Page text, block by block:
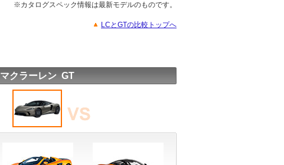
※カタログスペック情報は最新モデルのものです。
LCとGTの比較トップへ
マクラーレン GT